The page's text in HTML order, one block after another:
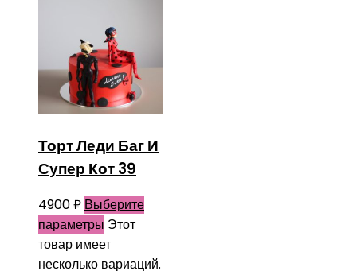
Торт Леди Баг И
Супер Кот 39
4900₽ Выберите
параметры Этот
товар имеет
несколько вариаций.